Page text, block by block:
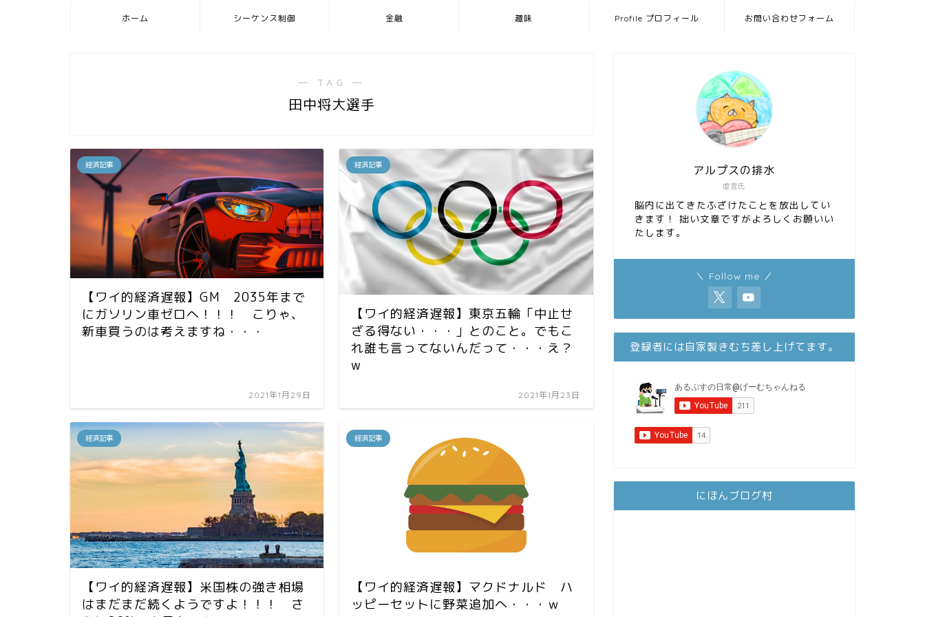
ホーム シーケンス制御 金融 趣味 Profile プロフィール お問い合わせフォーム
― TAG ―
田中将大選手
経済記事
【ワイ的経済遅報】GM 2035年まで
にガソリン車ゼロへ！！！ こりゃ、
新車買うのは考えますね・・・
2021年1月29日
経済記事
【ワイ的経済遅報】東京五輪「中止せ
ざる得ない・・・」とのこと。でもこ
れ誰も言ってないんだって・・・え？
w
2021年1月23日
経済記事
【ワイ的経済遅報】米国株の強き相場
はまだまだ続くようですよ！！！ さ
経済記事
【ワイ的経済遅報】マクドナルド ハ
ッピーセットに野菜追加へ・・・ｗ
虚言氏
アルプスの排水
脳内に出てきたふざけたことを放出してい
きます！ 拙い文章ですがよろしくお願いい
たします。
＼ Follow me ／
登録者には自家製きむち差し上げてます。
にほんブログ村